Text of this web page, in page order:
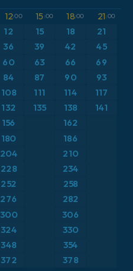
12:00 15 :00 18:00 21:00
12 15 18
21
36 39 42 45
60 63 66 69
84 87 90
93
108 111 114 117
132 135 138 141
156
162
180
186
204
210
228 234
252 258
276
282
300
306
324
330
348 354
372 378